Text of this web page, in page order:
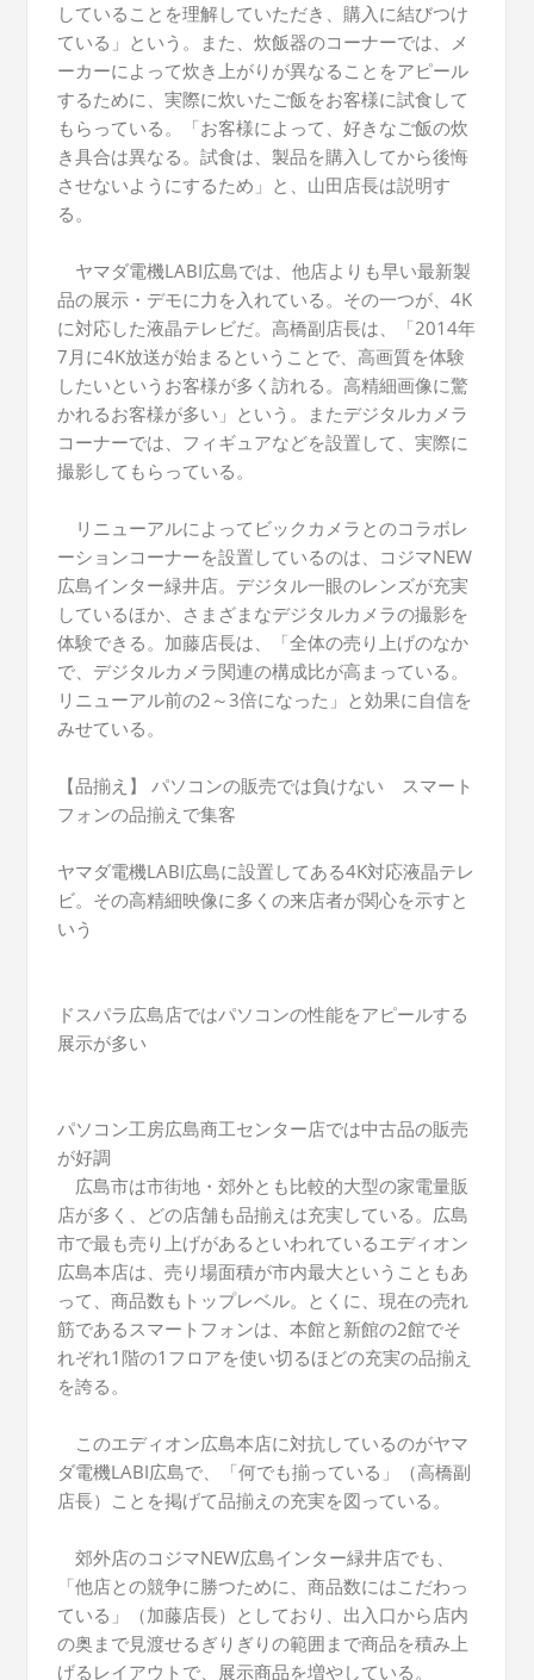
していることを理解していただき、購入に結びつけ
ている」という。また、炊飯器のコーナーでは、メ
ーカーによって炊き上がりが異なることをアピール
するために、実際に炊いたご飯をお客様に試食して
もらっている。「お客様によって、好きなご飯の炊
き具合は異なる。試食は、製品を購入してから後悔
させないようにするため」と、山田店長は説明す
る。
ヤマダ電機LABI広島では、他店よりも早い最新製
品の展示・デモに力を入れている。その一つが、4K
に対応した液晶テレビだ。高橋副店長は、「2014年
7月に4K放送が始まるということで、高画質を体験
したいというお客様が多く訪れる。高精細画像に驚
かれるお客様が多い」という。またデジタルカメラ
コーナーでは、フィギュアなどを設置して、実際に
撮影してもらっている。
リニューアルによってビックカメラとのコラボレ
ーションコーナーを設置しているのは、コジマNEW
広島インター緑井店。デジタル一眼のレンズが充実
しているほか、さまざまなデジタルカメラの撮影を
体験できる。加藤店長は、「全体の売り上げのなか
で、デジタルカメラ関連の構成比が高まっている。
リニューアル前の2～3倍になった」と効果に自信を
みせている。
【品揃え】 パソコンの販売では負けない スマート
フォンの品揃えで集客
ヤマダ電機LABI広島に設置してある4K対応液晶テレ
ビ。その高精細映像に多くの来店者が関心を示すと
いう
ドスパラ広島店ではパソコンの性能をアピールする
展示が多い
パソコン工房広島商工センター店では中古品の販売
が好調
広島市は市街地・郊外とも比較的大型の家電量販
店が多く、どの店舗も品揃えは充実している。広島
市で最も売り上げがあるといわれているエディオン
広島本店は、売り場面積が市内最大ということもあ
って、商品数もトップレベル。とくに、現在の売れ
筋であるスマートフォンは、本館と新館の2館でそ
れぞれ1階の1フロアを使い切るほどの充実の品揃え
を誇る。
このエディオン広島本店に対抗しているのがヤマ
ダ電機LABI広島で、「何でも揃っている」（高橋副
店長）ことを掲げて品揃えの充実を図っている。
郊外店のコジマNEW広島インター緑井店でも、
「他店との競争に勝つために、商品数にはこだわっ
ている」（加藤店長）としており、出入口から店内
の奥まで見渡せるぎりぎりの範囲まで商品を積み上
げるレイアウトで、展示商品を増やしている。